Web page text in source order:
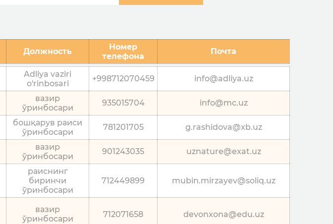
Должность
Номер
телефона
Почта
Должность
Номер
телефона
Почта
Adliya vaziri
o'rinbosari
+998712070459 info@adliya.uz
вазир
ўринбосари
935015704 info@mc.uz
бошқарув раиси
ўринбосари
781201705 g.rashidova@xb.uz
вазир
ўринбосари
901243035 uznature@exat.uz
раиснинг
биринчи
ўринбосари
712449899 mubin.mirzayev@soliq.uz
вазир
ўринбосари
712071658 devonxona@edu.uz